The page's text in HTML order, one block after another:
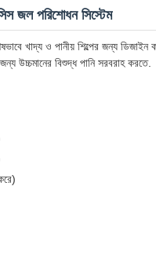
জল পরিশোধন সিস্টেম
খাদ্য ও পানীয় শিল্পের জন্য ডিজাইন
উচ্চমানের বিশুদ্ধ পানি সরবরাহ করতে.